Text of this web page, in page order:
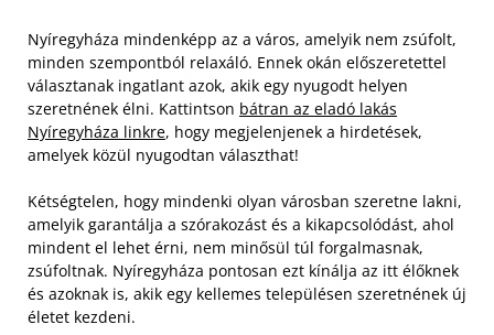
Nyíregyháza mindenképp az a város, amelyik nem zsúfolt,
minden szempontból relaxáló. Ennek okán előszeretettel
választanak ingatlant azok, akik egy nyugodt helyen
szeretnének élni. Kattintson bátran az eladó lakás
Nyíregyháza linkre, hogy megjelenjenek a hirdetések,
amelyek közül nyugodtan választhat!
Kétségtelen, hogy mindenki olyan városban szeretne lakni,
amelyik garantálja a szórakozást és a kikapcsolódást, ahol
mindent el lehet érni, nem minősül túl forgalmasnak,
zsúfoltnak. Nyíregyháza pontosan ezt kínálja az itt élőknek
és azoknak is, akik egy kellemes településen szeretnének új
életet kezdeni.